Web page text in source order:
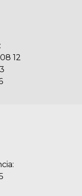
12